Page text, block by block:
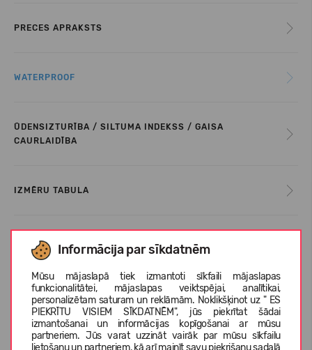
Informācija par sīkdatnēm
Mūsu mājaslapā tiek izmantoti sīkfaili mājaslapas
funkcionalitātei, mājaslapas veiktspējai, analītikai,
personalizētam saturam un reklāmām. Noklikšķinot uz " ES
PIEKRĪTU VISIEM SĪKDATNĒM", jūs piekrītat šādai
izmantošanai un informācijas kopīgošanai ar mūsu
partneriem. Jūs varat uzzināt vairāk par mūsu sīkfailu
lietošanu un partneriem, kā arī mainīt savu piekrišanu sadaļā
PRECES APRAKSTS
WATERPROOF
ŪDENSIZTURĪBA / SILTUMA INDEKSS / GAISA
CAURLAIDĪBA
IZMĒRU TABULA
KOPŠANAS INSTRUKCIJAS
PAR REIMA
KLIENTU ATSAUKSMES (0)